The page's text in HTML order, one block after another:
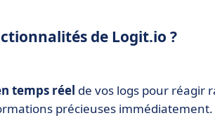
de Logit.io ?
temps réel de vos logs pour réagir
précieuses immédiatement.